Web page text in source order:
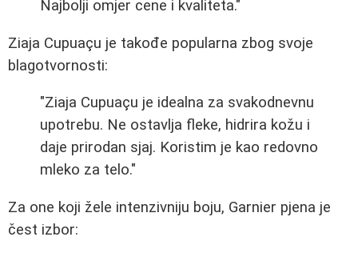
Najbolji omjer cene i kvaliteta."
Ziaja Cupuaçu je takođe popularna zbog svoje
blagotvornosti:
"Ziaja Cupuaçu je idealna za svakodnevnu
upotrebu. Ne ostavlja fleke, hidrira kožu i
daje prirodan sjaj. Koristim je kao redovno
mleko za telo."
Za one koji žele intenzivniju boju, Garnier pjena je
čest izbor: